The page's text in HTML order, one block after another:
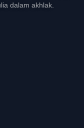
dalam akhlak.